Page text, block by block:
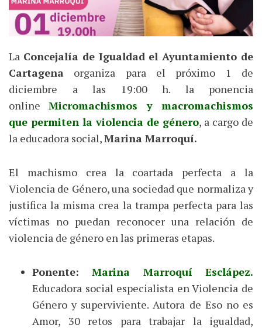
La Concejalía de Igualdad el Ayuntamiento de
Cartagena organiza para el próximo 1 de
diciembre a las 19:00 h. la ponencia
onlineMicromachismos y macromachismos
que permiten la violencia de género, a cargo de
la educadora social,Marina Marroquí.
El machismo crea la coartada perfecta a la
Violencia de Género, una sociedad que normaliza y
justifica la misma crea la trampa perfecta para las
víctimas no puedan reconocer una relación de
violencia de género en las primeras etapas.
Ponente:Marina Marroquí Esclápez.
Educadora social especialista en Violencia de
Género y superviviente. Autora de Eso no es
Amor, 30 retos para trabajar la igualdad,